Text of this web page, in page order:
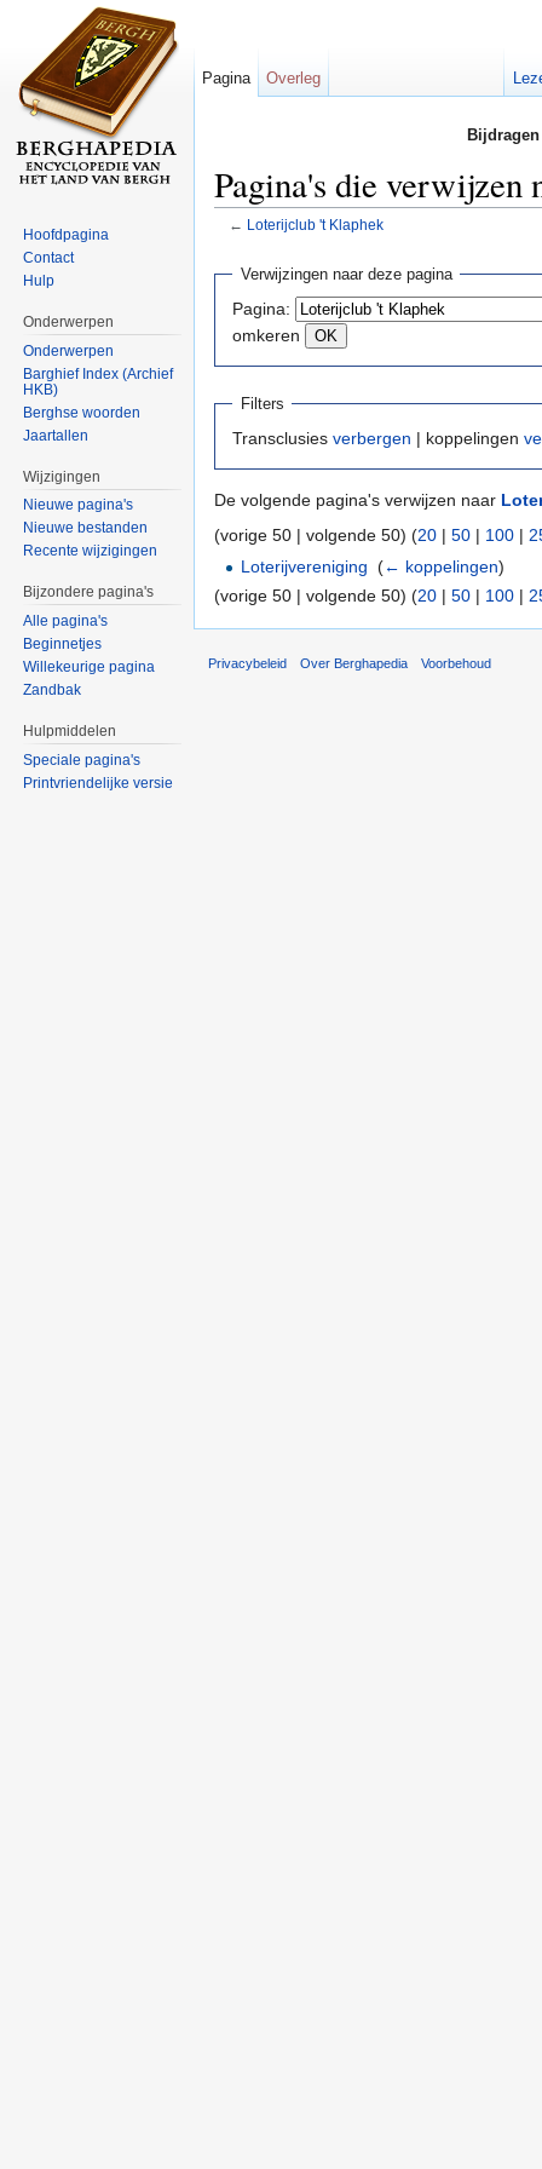
Pagina's die
← Loterijclub 't Klaphek
Verwijzingen naar deze pagina
Pagina:
omkeren
Filters
Transclusies verbergen | koppelingen
De volgende pagina's verwijzen naar
(vorige 50 | volgende 50) (20 | 50 | 100 |
Loterijvereniging ‎(← koppelingen)
(vorige 50 | volgende 50) (20 | 50 | 100 |
Pagina Overleg
Hoofdpagina
Contact
Hulp
Onderwerpen
Onderwerpen
Barghief Index (Archief
HKB)
Berghse woorden
Jaartallen
Wijzigingen
Nieuwe pagina's
Nieuwe bestanden
Recente wijzigingen
Bijzondere pagina's
Alle pagina's
Beginnetjes
Willekeurige pagina
Zandbak
Hulpmiddelen
Speciale pagina's
Printvriendelijke versie
Privacybeleid Over Berghapedia Voorbehoud